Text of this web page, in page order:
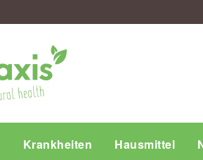
Krankheiten Hausmittel